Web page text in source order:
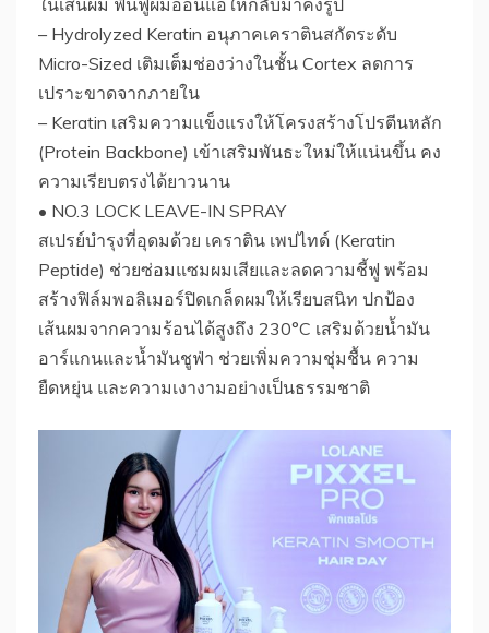
ในเส้นผม ฟื้นฟูผมอ่อนแอให้กลับมาคงรูป
– Hydrolyzed Keratin อนุภาคเคราตินสกัดระดับ
Micro-Sized เติมเต็มช่องว่างในชั้น Cortex ลดการ
เปราะขาดจากภายใน
– Keratin เสริมความแข็งแรงให้โครงสร้างโปรตีนหลัก
(Protein Backbone) เข้าเสริมพันธะใหม่ให้แน่นขึ้น คง
ความเรียบตรงได้ยาวนาน
• NO.3 LOCK LEAVE-IN SPRAY
สเปรย์บำรุงที่อุดมด้วย เคราติน เพปไทด์ (Keratin
Peptide) ช่วยซ่อมแซมผมเสียและลดความชี้ฟู พร้อม
สร้างฟิล์มพอลิเมอร์ปิดเกล็ดผมให้เรียบสนิท ปกป้อง
เส้นผมจากความร้อนได้สูงถึง 230°C เสริมด้วยน้ำมัน
อาร์แกนและน้ำมันชูฟ่า ช่วยเพิ่มความชุ่มชื้น ความ
ยืดหยุ่น และความเงางามอย่างเป็นธรรมชาติ